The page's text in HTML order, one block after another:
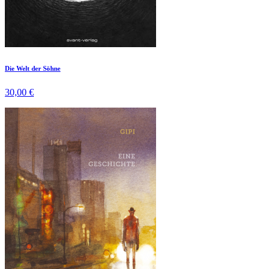
Die Welt der Söhne
30,00 €